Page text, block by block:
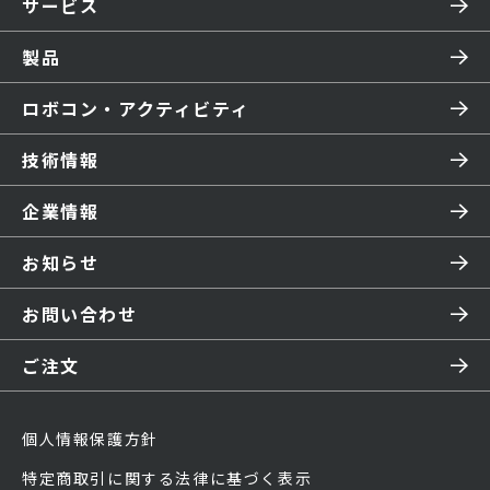
サービス
製品
ロボコン・アクティビティ
技術情報
企業情報
お知らせ
お問い合わせ
ご注文
個人情報保護方針
特定商取引に関する法律に基づく表示